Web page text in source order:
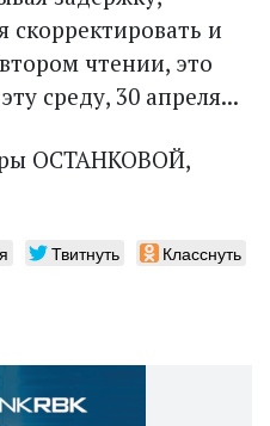
скорректировать и
чтении, это
среду, 30 апреля...
ОСТАНКОВОЙ,
Твитнуть Класснуть